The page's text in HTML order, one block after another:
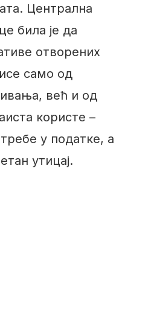
Централна
била је да
отворених
само од
већ и од
користе –
у податке, а
утицај.